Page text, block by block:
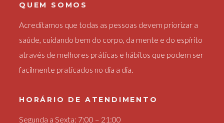
QUEM SOMOS
Acreditamos que todas as pessoas devem priorizar a
saúde, cuidando bem do corpo, da mente e do espírito
através de melhores práticas e hábitos que podem ser
facilmente praticados no dia a dia.
HORÁRIO DE ATENDIMENTO
Segunda a Sexta: 7:00 – 21:00